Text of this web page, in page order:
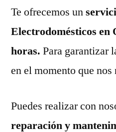
Te ofrecemos un
Electrodomésticos en
horas. Para garantizar
en el momento que nos
Puedes realizar con
reparación y